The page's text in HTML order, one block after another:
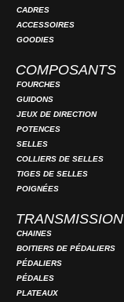
CADRES
ACCESSOIRES
GOODIES
COMPOSANTS
FOURCHES
GUIDONS
JEUX DE DIRECTION
POTENCES
SELLES
COLLIERS DE SELLES
TIGES DE SELLES
POIGNÉES
TRANSMISSION
CHAINES
BOITIERS DE PÉDALIERS
PÉDALIERS
PÉDALES
PLATEAUX